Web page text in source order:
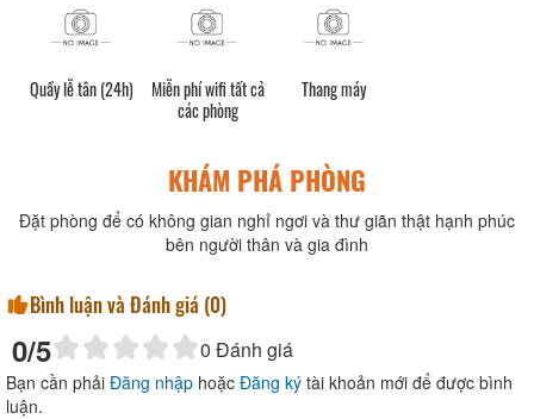
Quầy lễ tân (24h)
Miễn phí wifi tất cả
các phòng
Thang máy
KHÁM PHÁ PHÒNG
Đặt phòng để có không gian nghỉ ngơi và thư giãn thật hạnh phúc
bên người thân và gia đình
Bình luận và Đánh giá (0)
0/5 0 Đánh giá
Bạn cần phải Đăng nhập hoặc Đăng ký tài khoản mới để được bình
luận.